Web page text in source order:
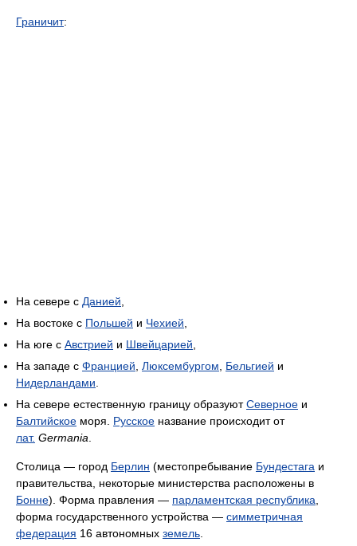
Граничит:
На севере с Данией
На востоке с Польшей и Чехией
На юге с Австрией и Швейцарией
На западе с Францией Люксембургом Бельгией и
Нидерландами
На севере естественную границу образуютСеверное и
Балтийское моря. Русское название происходит от
лат. Germania
Столица — город Берлин (местопребывание Бундестага и
правительства, некоторые министерства расположены в
Бонне). Форма правления — парламентская республика
форма государственного устройства — симметричная
федерация 16 автономных земель